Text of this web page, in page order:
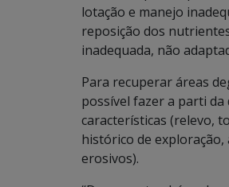
lotação e manejo
reposição dos
inadequada, não
Para recuperar áreas
possível fazer a parti
características (relevo,
histórico de
erosivos).